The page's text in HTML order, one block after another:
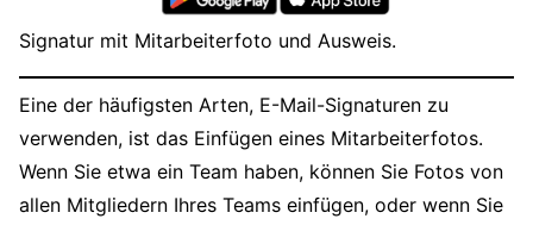
Signatur mit Mitarbeiterfoto und Ausweis.
Eine der häufigsten Arten, E-Mail-Signaturen zu
verwenden, ist das Einfügen eines Mitarbeiterfotos.
Wenn Sie etwa ein Team haben, können Sie Fotos von
allen Mitgliedern Ihres Teams einfügen, oder wenn Sie